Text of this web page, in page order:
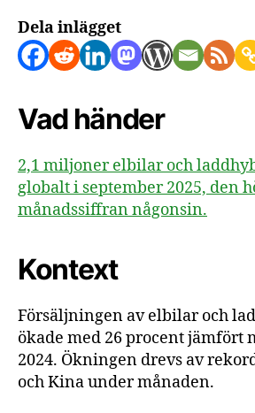
Dela inlägget
Vad händer
2,1 miljoner elbilar och
globalt i september 2025, den
månadssiffran någonsin.
Kontext
Försäljningen av elbilar och
ökade med 26 procent jämfört
2024. Ökningen drevs av
och Kina under månaden.